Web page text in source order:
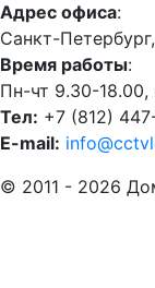
Адрес офиса:
Санкт-
Время работы:
Пн-чт 9.30-18.00,
Тел: +7 (812)
E-mail:
© 2011 - 2026